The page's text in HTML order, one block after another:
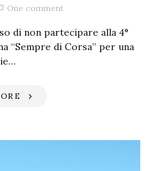
One comment
di non partecipare alla 4°
“Sempre di Corsa” per una